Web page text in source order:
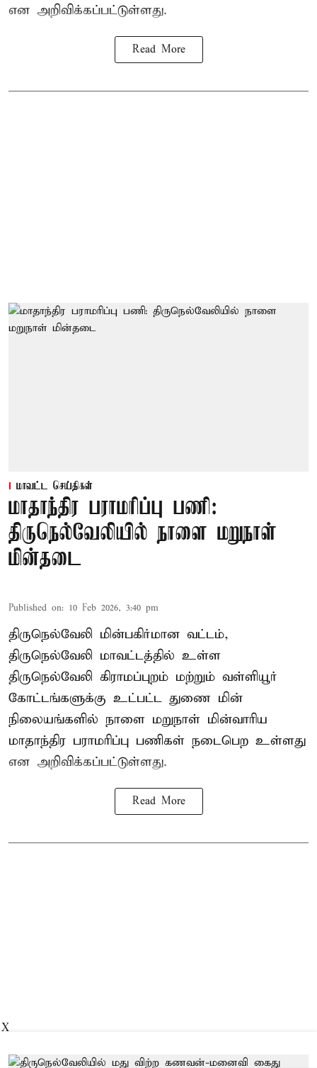
என அறிவிக்கப்பட்டுள்ளது.
Read More
மாவட்ட செய்திகள்
மாதாந்திர பராமரிப்பு பணி:
திருநெல்வேலியில் நாளை மறுநாள்
மின்தடை
Published on: 10 Feb 2026, 3:40 pm
திருநெல்வேலி மின்பகிர்மான வட்டம்,
திருநெல்வேலி மாவட்டத்தில் உள்ள
திருநெல்வேலி கிராமப்புறம் மற்றும் வள்ளியூர்
கோட்டங்களுக்கு உட்பட்ட துணை மின்
நிலையங்களில் நாளை மறுநாள் மின்வாரிய
மாதாந்திர பராமரிப்பு பணிகள் நடைபெற உள்ளது
என அறிவிக்கப்பட்டுள்ளது.
Read More
X